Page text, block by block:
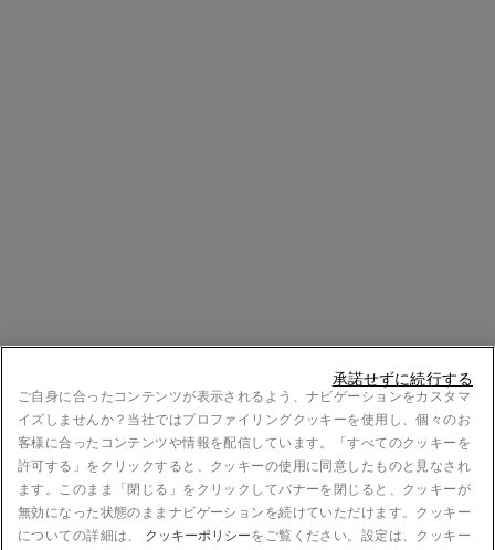
ご自身に合ったコンテンツが表示されるよう、ナビゲーションをカスタマ
イズしませんか？当社ではプロファイリングクッキーを使用し、個々のお
客様に合ったコンテンツや情報を配信しています。「すべてのクッキーを
許可する」をクリックすると、クッキーの使用に同意したものと見なされ
ます。このまま「閉じる」をクリックしてバナーを閉じると、クッキーが
無効になった状態のままナビゲーションを続けていただけます。クッキー
についての詳細は、 クッキーポリシーをご覧ください。設定は、クッキー
承諾せずに続行する